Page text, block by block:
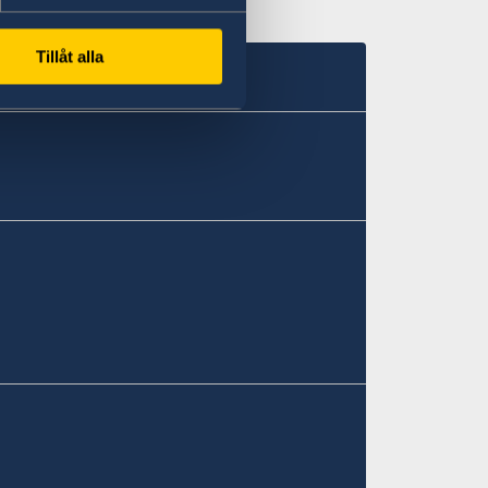
Tillåt alla